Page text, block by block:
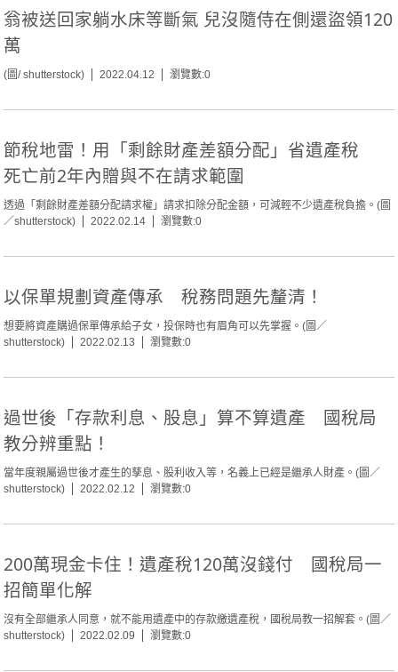
翁被送回家躺水床等斷氣 兒沒隨侍在側還盜領120
萬
(圖/ shutterstock) 2022.04.12 瀏覽數:0
節稅地雷！用「剩餘財產差額分配」省遺產稅
死亡前2年內贈與不在請求範圍
透過「剩餘財產差額分配請求權」請求扣除分配金額，可減輕不少遺產稅負擔。(圖
／shutterstock)
2022.02.14 瀏覽數:0
以保單規劃資產傳承 稅務問題先釐清！
想要將資產購過保單傳承給子女，投保時也有眉角可以先掌握。(圖／
shutterstock)
2022.02.13 瀏覽數:0
過世後「存款利息、股息」算不算遺產 國稅局
教分辨重點！
當年度親屬過世後才產生的孳息、股利收入等，名義上已經是繼承人財產。(圖／
shutterstock)
2022.02.12 瀏覽數:0
200萬現金卡住！遺產稅120萬沒錢付 國稅局一
招簡單化解
沒有全部繼承人同意，就不能用遺產中的存款繳遺產稅，國稅局教一招解套。(圖／
shutterstock)
2022.02.09 瀏覽數:0